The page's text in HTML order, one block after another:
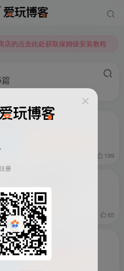
店的点击此处获取保姆级安装教程
店的点击此处获取保姆级安装教程
制图 v1.12
前 199
应用 QuantumultX
天前 65
万年历-老黄历 v1.2.8
iOS应用 应用
注册